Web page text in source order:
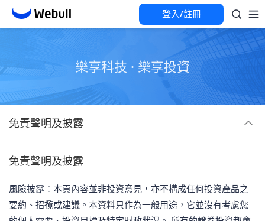
登入/註冊
樂享科技 · 樂享投資
免責聲明及披露
免責聲明及披露
風險披露：本頁內容並非投資意見，亦不構成任何投資產品之
要約、招攬或建議。本資料只作為一般用途，它並沒有考慮您